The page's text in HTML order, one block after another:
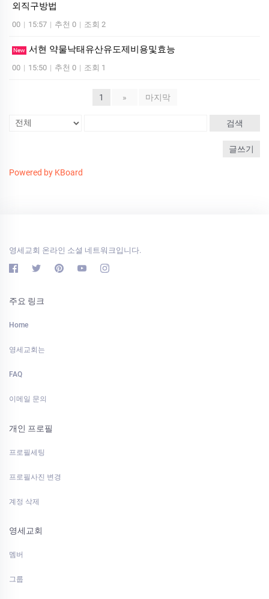
외직구방법
00 | 15:57 | 추천 0 | 조회 2
New 서현 약물낙태유산유도제비용및효능
00 | 15:50 | 추천 0 | 조회 1
1 » 마지막
검색
글쓰기
Powered by KBoard
영세교회 온라인 소셜 네트워크입니다.
주요 링크
Home
영세교회는
FAQ
이메일 문의
개인 프로필
프로필세팅
프로필사진 변경
계정 삭제
영세교회
멤버
그룹